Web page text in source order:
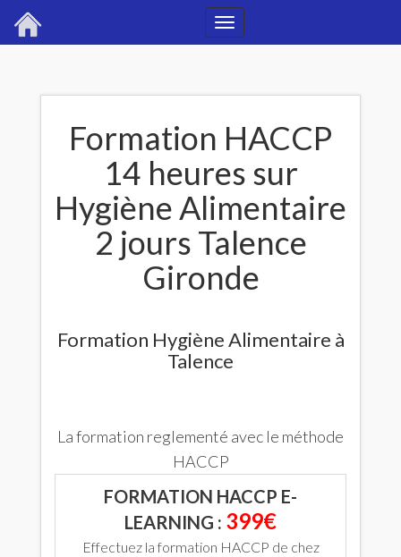
Toggle
Formation HACCP
14 heures sur
Hygiène Alimentaire
2 jours Talence
Gironde
Formation Hygiène Alimentaire à
Talence
La formation reglementé avec le méthode
HACCP
FORMATION HACCP E-
LEARNING : 399€
Effectuez la formation HACCP de chez